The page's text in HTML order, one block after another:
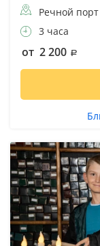
Речной порт
3 часа
от 2 200